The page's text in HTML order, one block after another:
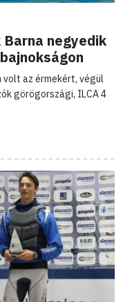
negyedik
volt az érmekért, végül
görögországi, ILCA 4